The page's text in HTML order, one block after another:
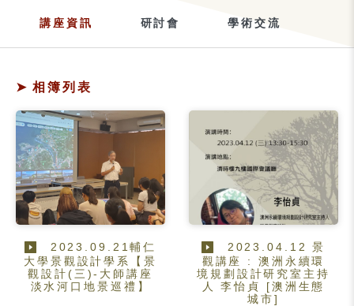
講座資訊 研討會 學術交流
相簿列表
2023.09.21輔仁
大學景觀設計學系【景
觀設計(三)-大師講座
淡水河口地景巡禮】
2023.04.12 景
觀講座 : 澳洲永續環
境規劃設計研究室主持
人 李怡貞 [澳洲生態
城市]